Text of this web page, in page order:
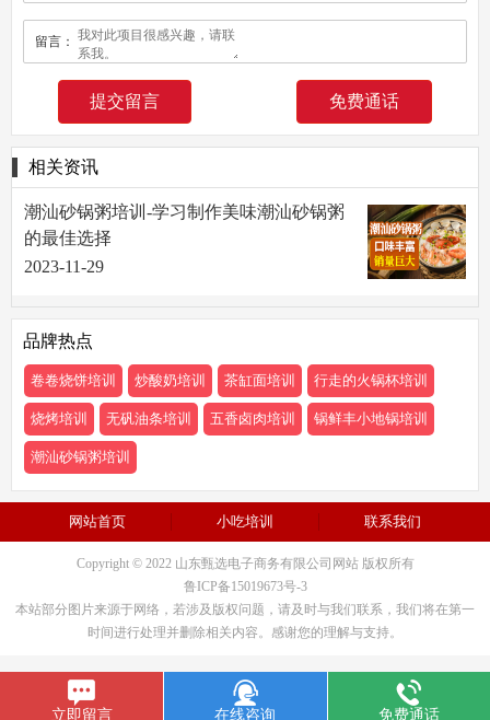
留言：
免费通话
相关资讯
潮汕砂锅粥培训-学习制作美味潮汕砂锅粥
的最佳选择
2023-11-29
品牌热点
卷卷烧饼培训 炒酸奶培训 茶缸面培训 行走的火锅杯培训
烧烤培训 无矾油条培训 五香卤肉培训 锅鲜丰小地锅培训
潮汕砂锅粥培训
网站首页 小吃培训 联系我们
Copyright © 2022 山东甄选电子商务有限公司网站 版权所有
鲁ICP备15019673号-3
本站部分图片来源于网络，若涉及版权问题，请及时与我们联系，我们将在第一
时间进行处理并删除相关内容。感谢您的理解与支持。
立即留言 在线咨询 免费通话